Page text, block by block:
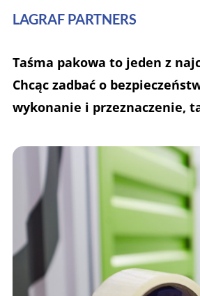
LAGRAF PARTNERS
Taśma pakowa to jeden z
Chcąc zadbać o
wykonanie i przeznaczenie,